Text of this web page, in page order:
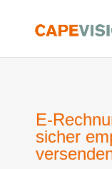
E-
sicher